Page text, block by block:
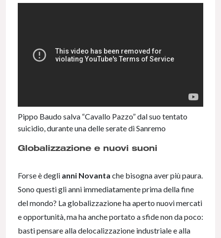
Pippo Baudo salva “Cavallo Pazzo” dal suo tentato
suicidio, durante una delle serate di Sanremo
Globalizzazione e nuovi suoni
Forse è degli anni Novanta che bisogna aver più paura.
Sono questi gli anni immediatamente prima della fine
del mondo? La globalizzazione ha aperto nuovi mercati
e opportunità, ma ha anche portato a sfide non da poco:
basti pensare alla delocalizzazione industriale e alla